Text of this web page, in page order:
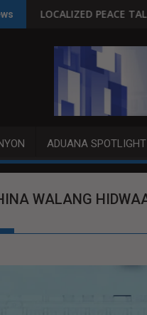
TALKS MAS PRODUKTIBO
ADUANA SPOTLIGHT
WALANG